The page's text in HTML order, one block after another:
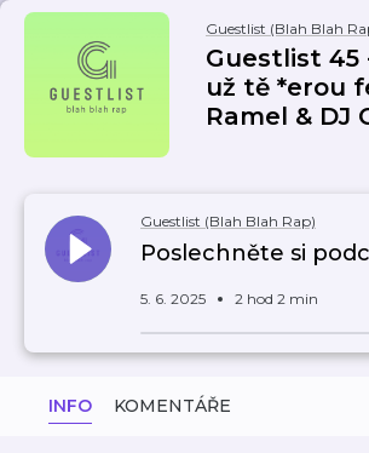
Guestlist (Blah Blah
Guestlist 45
už tě *erou
Ramel & DJ
Guestlist (Blah Blah Rap)
Poslechněte si
5. 6. 2025 2 hod 2 min
INFO KOMENTÁŘE